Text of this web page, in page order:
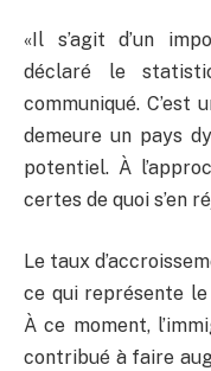
«Il s’agit d’un
déclaré le
communiqué. C’est
demeure un pays
potentiel. À
certes de quoi s’en
Le taux
ce qui représente le
À ce moment,
contribué à faire